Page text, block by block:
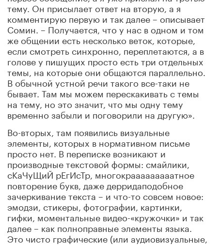
тему. Он присылает ответ на вторую, а я
комментирую первую и так далее – описывает
Сомин. – Получается, что у нас в одном и том
же общении есть несколько веток, которые,
если смотреть синхронно, переплетаются, а в
голове у пишущих просто есть три отдельных
темы, на которые они общаются параллельно.
В обычной устной речи такого все-таки не
бывает. Там мы можем перескакивать с темы
на тему, но это значит, что мы одну тему
временно забыли и поговорили на другую».
Во-вторых, там появились визуальные
элементы, которых в нормативном письме
просто нет. В переписке возникают и
производные текстовой формы: смайлики,
сКаЧуЩиЙ рЕгИсТр, многокрааааааааатное
повторение букв, даже дерридаподобное
зачеркивание текста – и что-то совсем новое:
эмодзи, стикеры, фотографии, картинки,
гифки, моментальные видео-«кружочки» и так
далее – как полноправные элементы языка.
Это чисто графические (или аудиовизуальные,